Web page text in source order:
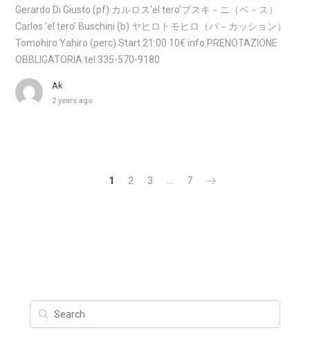
Gerardo Di Giusto (pf) カルロス’el tero’ブスキ－ニ（ベ－ス）
Carlos ‘el tero’ Buschini (b) ヤヒロトモヒロ（パ－カッション）
Tomohiro Yahiro (perc) Start 21:00 10€ info:PRENOTAZIONE
OBBLIGATORIA tel.335-570-9180
Ak
2 years ago
1 2 3 … 7